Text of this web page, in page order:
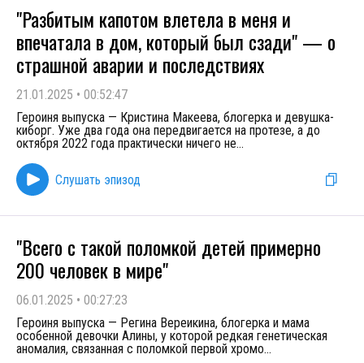
"Разбитым капотом влетела в меня и
впечатала в дом, который был сзади" — о
страшной аварии и последствиях
21.01.2025 • 00:52:47
Героиня выпуска — Кристина Макеева, блогерка и девушка-
киборг. Уже два года она передвигается на протезе, а до
октября 2022 года практически ничего не...
Слушать эпизод
"Всего с такой поломкой детей примерно
200 человек в мире"
06.01.2025 • 00:27:23
Героиня выпуска — Регина Вереикина, блогерка и мама
особенной девочки Алины, у которой редкая генетическая
аномалия, связанная с поломкой первой хромо...